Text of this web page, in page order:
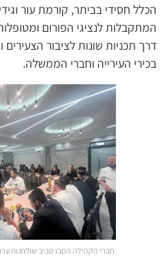
הכלל חסידי בביתר, קורמת עור
המתקבלות לנציגי הפורום
דרך תכניות שונות לציבור
בכירי העירייה וחברי הממשלה.
חברי הקהילה הסבו סביב שולחנות